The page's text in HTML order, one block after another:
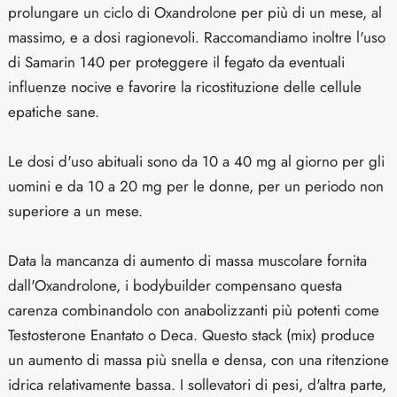
prolungare un ciclo di Oxandrolone per più di un mese, al
massimo, e a dosi ragionevoli. Raccomandiamo inoltre l'uso
di Samarin 140 per proteggere il fegato da eventuali
influenze nocive e favorire la ricostituzione delle cellule
epatiche sane.
Le dosi d'uso abituali sono da 10 a 40 mg al giorno per gli
uomini e da 10 a 20 mg per le donne, per un periodo non
superiore a un mese.
Data la mancanza di aumento di massa muscolare fornita
dall'Oxandrolone, i bodybuilder compensano questa
carenza combinandolo con anabolizzanti più potenti come
Testosterone Enantato o Deca. Questo stack (mix) produce
un aumento di massa più snella e densa, con una ritenzione
idrica relativamente bassa. I sollevatori di pesi, d'altra parte,